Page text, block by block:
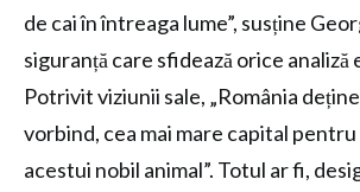
de cai în întreaga lume”, susține
siguranță care sfidează orice analiză
Potrivit viziunii sale, „România
vorbind, cea mai mare capital
acestui nobil animal”. Totul ar fi,